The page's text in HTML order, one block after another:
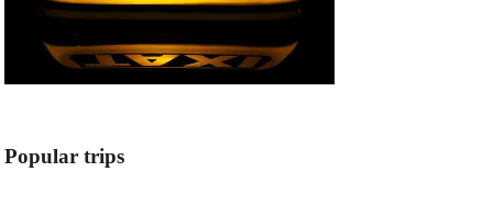
Popular trips